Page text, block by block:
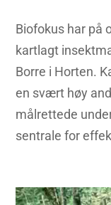
Biofokus har på
kartlagt
Borre i Horten.
en svært høy
målrettede
sentrale for